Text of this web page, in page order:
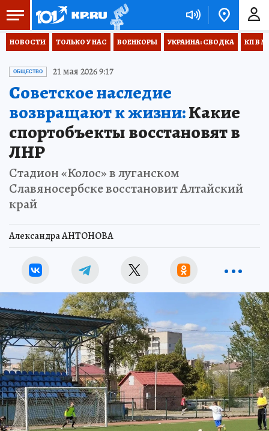
НОВОСТИ ТОЛЬКО У НАС ВОЕНКОРЫ УКРАИНА: СВОДКА КП В
ОБЩЕСТВО 21 мая 2026 9:17
Советское наследие
возвращают к жизни:Какие
спортобъекты восстановят в
ЛНР
Стадион «Колос» в луганском
Славяносербске восстановит Алтайский
край
Александра АНТОНОВА